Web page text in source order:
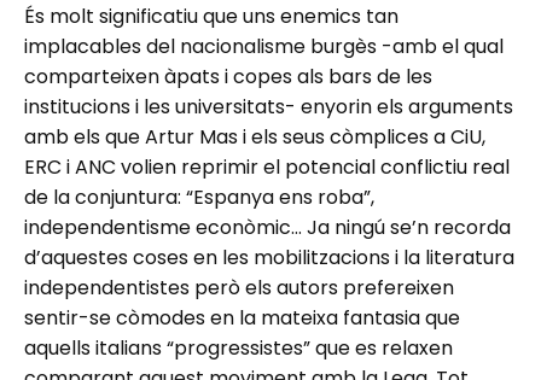
És molt significatiu que uns enemics tan
implacables del nacionalisme burgès -amb el qual
comparteixen àpats i copes als bars de les
institucions i les universitats- enyorin els arguments
amb els que Artur Mas i els seus còmplices a CiU,
ERC i ANC volien reprimir el potencial conflictiu real
de la conjuntura: “Espanya ens roba”,
independentisme econòmic… Ja ningú se’n recorda
d’aquestes coses en les mobilitzacions i la literatura
independentistes però els autors prefereixen
sentir-se còmodes en la mateixa fantasia que
aquells italians “progressistes” que es relaxen